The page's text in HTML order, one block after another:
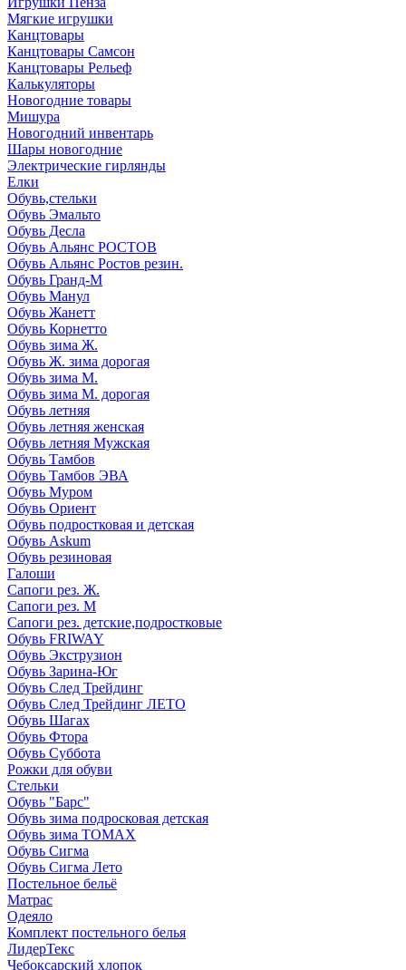
Мягкие игрушки
Канцтовары
Канцтовары Самсон
Канцтовары Рельеф
Калькуляторы
Новогодние товары
Мишура
Новогодний инвентарь
Шары новогодние
Электрические гирлянды
Елки
Обувь,стельки
Обувь Эмальто
Обувь Десла
Обувь Альянс РОСТОВ
Обувь Альянс Ростов резин.
Обувь Гранд-М
Обувь Манул
Обувь Жанетт
Обувь Корнетто
Обувь зима Ж.
Обувь Ж. зима дорогая
Обувь зима М.
Обувь зима М. дорогая
Обувь летняя
Обувь летняя женская
Обувь летняя Мужская
Обувь Тамбов
Обувь Тамбов ЭВА
Обувь Муром
Обувь Ориент
Обувь подростковая и детская
Обувь Askum
Обувь резиновая
Галоши
Сапоги рез. Ж.
Сапоги рез. М
Сапоги рез. детские,подростковые
Обувь FRIWAY
Обувь Экструзион
Обувь Зарина-Юг
Обувь След Трейдинг
Обувь След Трейдинг ЛЕТО
Обувь Шагах
Обувь Фтора
Обувь Суббота
Рожки для обуви
Стельки
Обувь "Барс"
Обувь зима подросковая детская
Обувь зима ТОМАХ
Обувь Сигма
Обувь Сигма Лето
Постельное бельё
Матрас
Одеяло
Комплект постельного белья
ЛидерТекс
Чебоксарский хлопок